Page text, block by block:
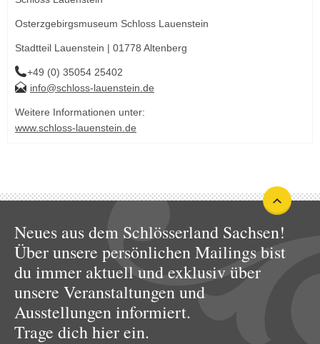
Osterzgebirgsmuseum Schloss Lauenstein
Stadtteil Lauenstein | 01778 Altenberg
+49 (0) 35054 25402
info@schloss-lauenstein.de
Weitere Informationen unter:
www.schloss-lauenstein.de
Neues aus dem Schlösserland Sachsen!
Über unsere persönlichen Mailings bist
du immer aktuell und exklusiv über
unsere Veranstaltungen und
Ausstellungen informiert.
Trage dich hier ein.